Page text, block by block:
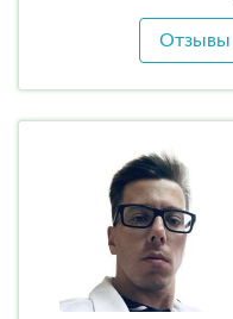
Отзывы